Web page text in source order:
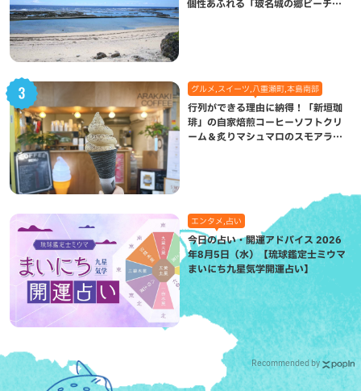
個性あふれる「玻名城の郷ビーチ」
グルメ,スイーツ,八重瀬町,本島南部
行列ができる理由に納得！「新垣珈
琲」の自家焙煎コーヒーソフトクリ
ーム＆炙りマシュマロのスモアラテ
エンタメ,占い
今日の占い・開運アドバイス 2026
年8月5日（水）【琉球鑑定士ミウマ
まいにち九星気学開運占い】
Recommended by